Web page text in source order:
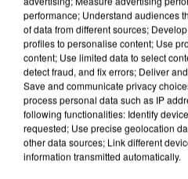
LES INTERVIEWS
FRANCE
"JE SUIS À
performance; Understand audiences
of data from different sources;
profiles to personalise content; Use
content; Use limited data to select
detect fraud, and fix errors; Deliver
Save and communicate privacy
process personal data such as IP
following functionalities: Identify
requested; Use precise geolocation
other data sources; Link different
information transmitted automatically.